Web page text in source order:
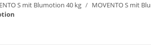
S mit Blumotion 40 kg
MOVENTO S mit